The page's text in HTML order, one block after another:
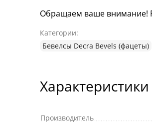
Обращаем ваше внимание!
Категории:
Бевелсы Decra Bevels (фацеты)
Характеристики
Производитель